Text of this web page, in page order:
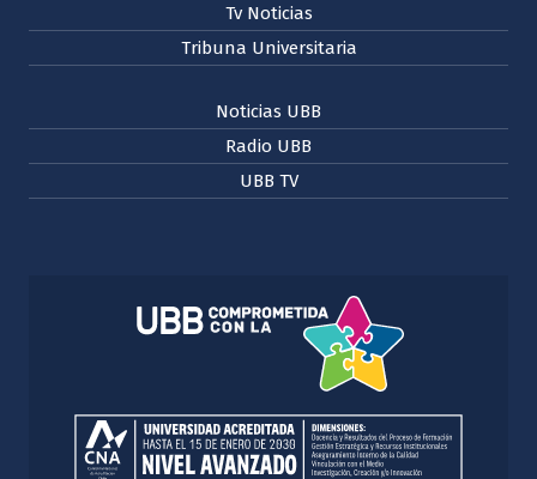
Tv Noticias
Tribuna Universitaria
Noticias UBB
Radio UBB
UBB TV